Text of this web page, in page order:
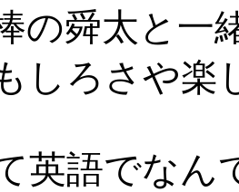
の舜太と一
しろさや楽
英語でな